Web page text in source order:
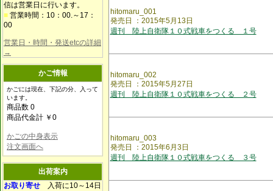
信は営業日に行います。
■ 営業時間：10：00.～17：
00
営業日・時間・発送etcの詳細
→
かご情報
かごには現在、下記の分、入って
います。
商品数 0
商品代金計 ￥0
かごの中身表示
注文画面へ
出荷案内
お取り寄せ 入荷に10～14日
hitomaru_001
発売日 ：2015年5月13日
週刊 陸上自衛隊１０式戦車をつくる １号
hitomaru_002
発売日 ：2015年5月27日
週刊 陸上自衛隊１０式戦車をつくる ２号
hitomaru_003
発売日 ：2015年6月3日
週刊 陸上自衛隊１０式戦車をつくる ３号